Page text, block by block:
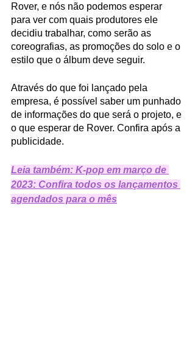
Rover, e nós não podemos esperar
para ver com quais produtores ele
decidiu trabalhar, como serão as
coreografias, as promoções do solo e o
estilo que o álbum deve seguir.
Através do que foi lançado pela
empresa, é possível saber um punhado
de informações do que será o projeto, e
o que esperar de Rover. Confira após a
publicidade.
Leia também: K-pop em março de
2023: Confira todos os lançamentos
agendados para o mês